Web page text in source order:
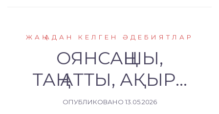
ЖАҢАДАН КЕЛГЕН ӘДЕБИЯТЛАР
ОЯНСАҢШЫ,
ТАҢ АТТЫ, АҚЫР…
ОПУБЛИКОВАНО 13.05.2026